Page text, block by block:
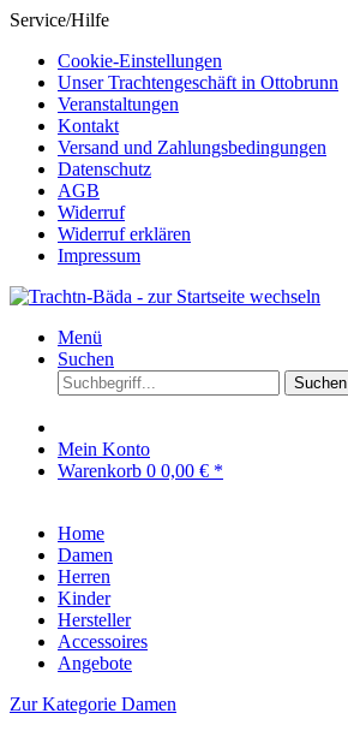
Service/Hilfe
Cookie-Einstellungen
Unser Trachtengeschäft in Ottobrunn
Veranstaltungen
Kontakt
Versand und Zahlungsbedingungen
Datenschutz
AGB
Widerruf
Widerruf erklären
Impressum
Menü
Suchen
Suchen
Mein Konto
Warenkorb 0 0,00 € *
Home
Damen
Herren
Kinder
Hersteller
Accessoires
Angebote
Zur Kategorie Damen